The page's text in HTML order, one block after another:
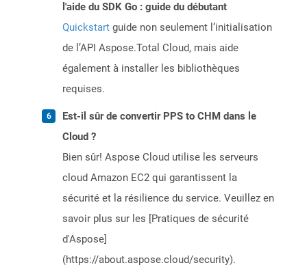
l'aide du SDK Go : guide du débutant
Quickstart guide non seulement l’initialisation
de l’API Aspose.Total Cloud, mais aide
également à installer les bibliothèques
requises.
Est-il sûr de convertir PPS to CHM dans le
Cloud ?
Bien sûr! Aspose Cloud utilise les serveurs
cloud Amazon EC2 qui garantissent la
sécurité et la résilience du service. Veuillez en
savoir plus sur les [Pratiques de sécurité
d'Aspose]
(https://about.aspose.cloud/security).